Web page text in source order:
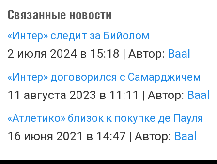
Связанные новости
«Интер» следит за Бийолом
2 июля 2024 в 15:18 | Автор: Baal
«Интер» договорился с Самарджичем
11 августа 2023 в 11:11 | Автор: Baal
«Атлетико» близок к покупке де Пауля
16 июня 2021 в 14:47 | Автор: Baal